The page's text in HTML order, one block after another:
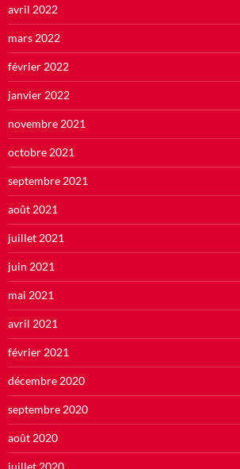
avril 2022
mars 2022
février 2022
janvier 2022
novembre 2021
octobre 2021
septembre 2021
août 2021
juillet 2021
juin 2021
mai 2021
avril 2021
février 2021
décembre 2020
septembre 2020
août 2020
juillet 2020